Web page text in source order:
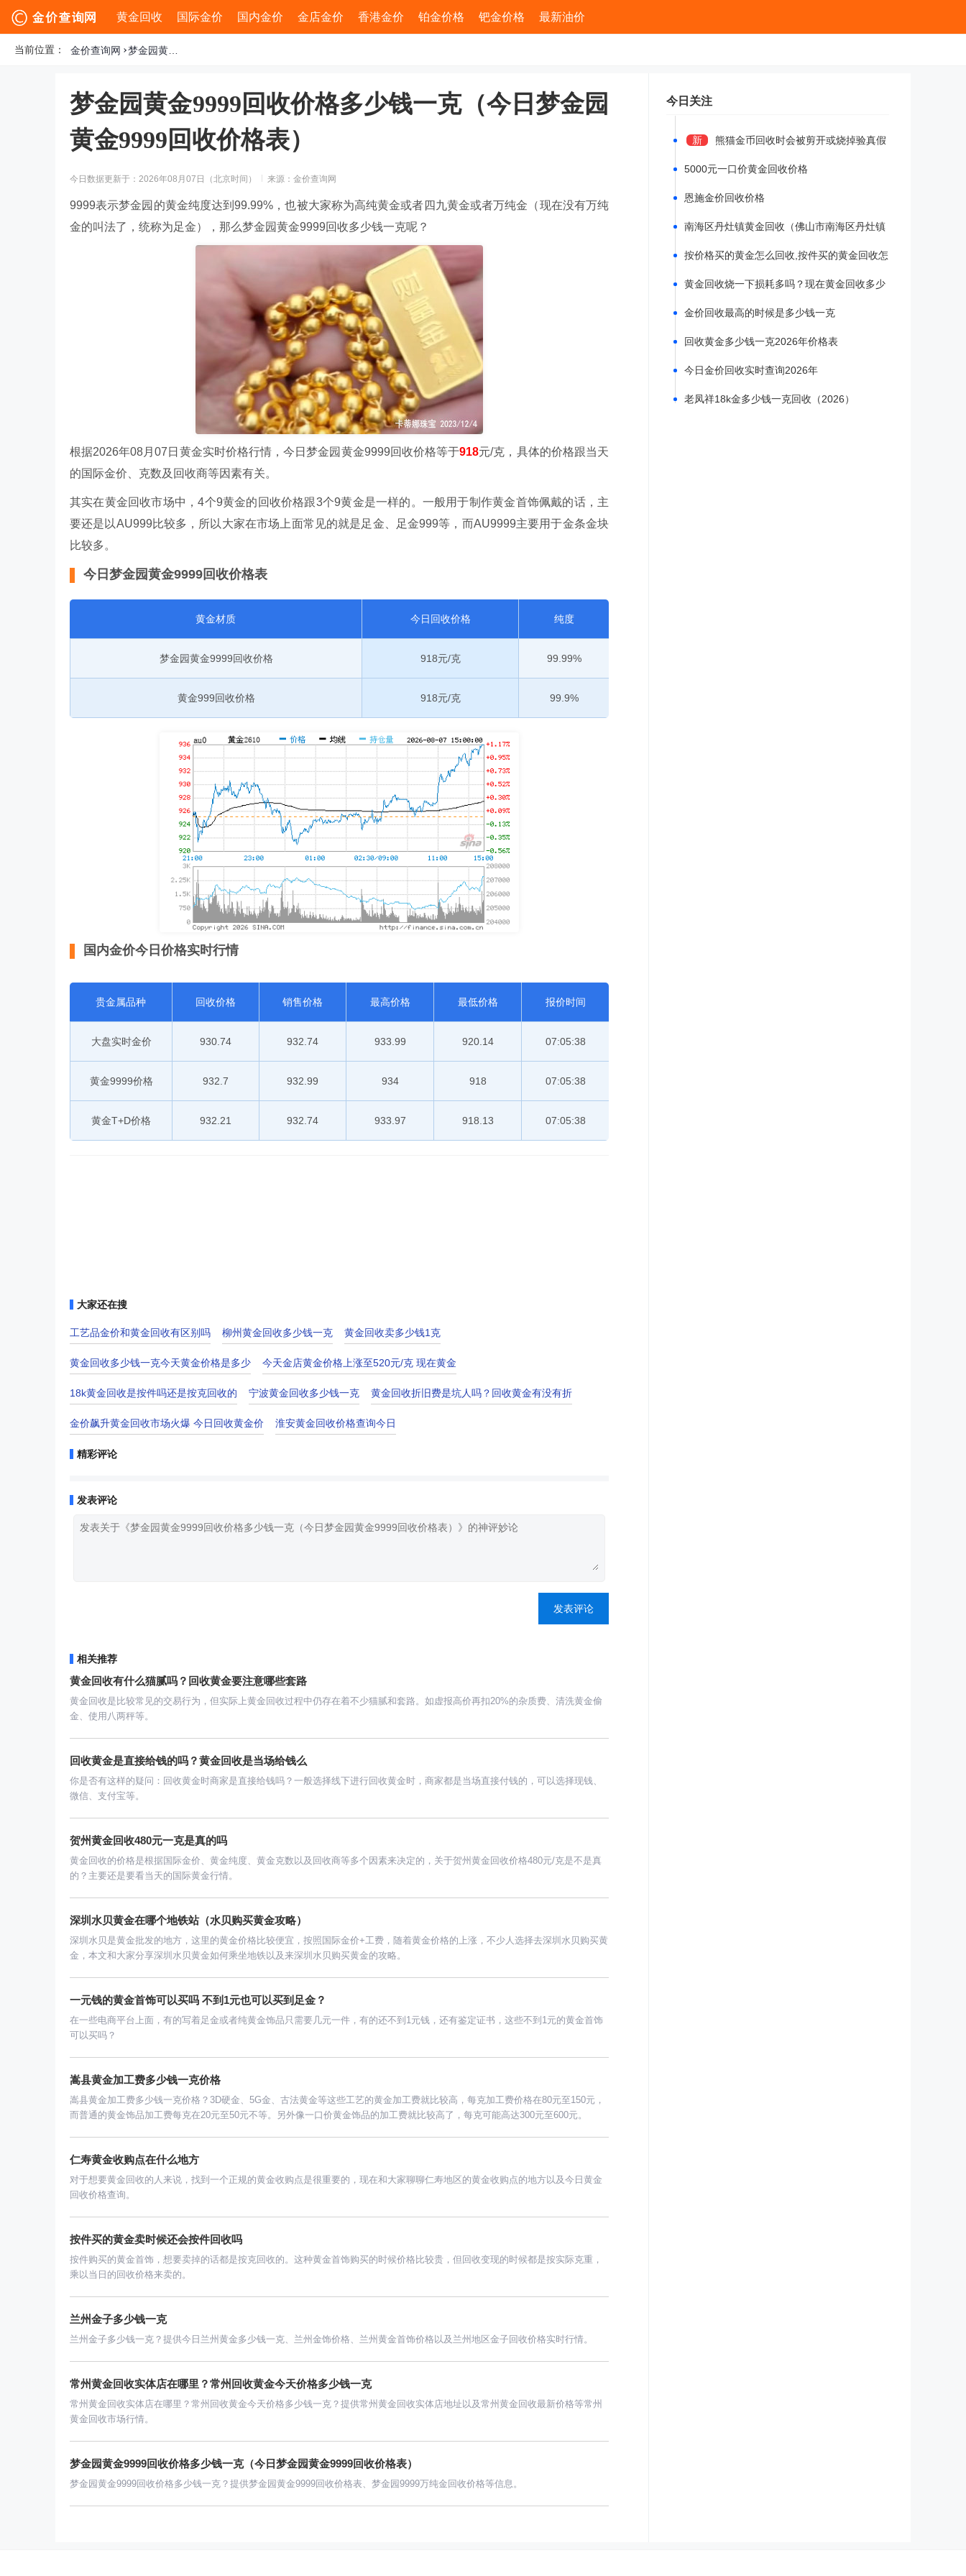
黄金回收 国际金价 国内金价 金店金价 香港金价 铂金价格 钯金价格 最新油价
当前位置： 金价查询网 梦金园黄金9999回收价格多少钱一克（今日梦金园黄金9999回收价格表）
梦金园黄金9999回收价格多少钱一克（今日梦金园
黄金9999回收价格表）
今日数据更新于：2026年08月07日（北京时间） 来源：金价查询网
9999表示梦金园的黄金纯度达到99.99%，也被大家称为高纯黄金或者四九黄金或者万纯金（现在没有万纯
金的叫法了，统称为足金），那么梦金园黄金9999回收多少钱一克呢？
根据2026年08月07日黄金实时价格行情，今日梦金园黄金9999回收价格等于918元/克，具体的价格跟当天
的国际金价、克数及回收商等因素有关。
其实在黄金回收市场中，4个9黄金的回收价格跟3个9黄金是一样的。一般用于制作黄金首饰佩戴的话，主
要还是以AU999比较多，所以大家在市场上面常见的就是足金、足金999等，而AU9999主要用于金条金块
比较多。
今日梦金园黄金9999回收价格表
黄金材质 今日回收价格 纯度
梦金园黄金9999回收价格 918元/克 99.99%
黄金999回收价格 918元/克 99.9%
国内金价今日价格实时行情
贵金属品种 回收价格 销售价格 最高价格 最低价格 报价时间
大盘实时金价 930.74 932.74 933.99 920.14 07:05:38
黄金9999价格 932.7 932.99 934 918 07:05:38
黄金T+D价格 932.21 932.74 933.97 918.13 07:05:38
大家还在搜
工艺品金价和黄金回收有区别吗 柳州黄金回收多少钱一克 黄金回收卖多少钱1克
黄金回收多少钱一克今天黄金价格是多少 今天金店黄金价格上涨至520元/克 现在黄金
18k黄金回收是按件吗还是按克回收的 宁波黄金回收多少钱一克 黄金回收折旧费是坑人吗？回收黄金有没有折
金价飙升黄金回收市场火爆 今日回收黄金价 淮安黄金回收价格查询今日
精彩评论
发表评论
发表评论
相关推荐
黄金回收有什么猫腻吗？回收黄金要注意哪些套路
黄金回收是比较常见的交易行为，但实际上黄金回收过程中仍存在着不少猫腻和套路。如虚报高价再扣20%的杂质费、清洗黄金偷
金、使用八两秤等。
回收黄金是直接给钱的吗？黄金回收是当场给钱么
你是否有这样的疑问：回收黄金时商家是直接给钱吗？一般选择线下进行回收黄金时，商家都是当场直接付钱的，可以选择现钱、
微信、支付宝等。
贺州黄金回收480元一克是真的吗
黄金回收的价格是根据国际金价、黄金纯度、黄金克数以及回收商等多个因素来决定的，关于贺州黄金回收价格480元/克是不是真
的？主要还是要看当天的国际黄金行情。
深圳水贝黄金在哪个地铁站（水贝购买黄金攻略）
深圳水贝是黄金批发的地方，这里的黄金价格比较便宜，按照国际金价+工费，随着黄金价格的上涨，不少人选择去深圳水贝购买黄
金，本文和大家分享深圳水贝黄金如何乘坐地铁以及来深圳水贝购买黄金的攻略。
一元钱的黄金首饰可以买吗 不到1元也可以买到足金？
在一些电商平台上面，有的写着足金或者纯黄金饰品只需要几元一件，有的还不到1元钱，还有鉴定证书，这些不到1元的黄金首饰
可以买吗？
嵩县黄金加工费多少钱一克价格
嵩县黄金加工费多少钱一克价格？3D硬金、5G金、古法黄金等这些工艺的黄金加工费就比较高，每克加工费价格在80元至150元，
而普通的黄金饰品加工费每克在20元至50元不等。另外像一口价黄金饰品的加工费就比较高了，每克可能高达300元至600元。
仁寿黄金收购点在什么地方
对于想要黄金回收的人来说，找到一个正规的黄金收购点是很重要的，现在和大家聊聊仁寿地区的黄金收购点的地方以及今日黄金
回收价格查询。
按件买的黄金卖时候还会按件回收吗
按件购买的黄金首饰，想要卖掉的话都是按克回收的。这种黄金首饰购买的时候价格比较贵，但回收变现的时候都是按实际克重，
乘以当日的回收价格来卖的。
兰州金子多少钱一克
兰州金子多少钱一克？提供今日兰州黄金多少钱一克、兰州金饰价格、兰州黄金首饰价格以及兰州地区金子回收价格实时行情。
常州黄金回收实体店在哪里？常州回收黄金今天价格多少钱一克
常州黄金回收实体店在哪里？常州回收黄金今天价格多少钱一克？提供常州黄金回收实体店地址以及常州黄金回收最新价格等常州
黄金回收市场行情。
梦金园黄金9999回收价格多少钱一克（今日梦金园黄金9999回收价格表）
梦金园黄金9999回收价格多少钱一克？提供梦金园黄金9999回收价格表、梦金园9999万纯金回收价格等信息。
今日关注
新
熊猫金币回收时会被剪开或烧掉验真假
5000元一口价黄金回收价格
恩施金价回收价格
南海区丹灶镇黄金回收（佛山市南海区丹灶镇
本地黄金回收多少钱）
按价格买的黄金怎么回收,按件买的黄金回收怎
么算
黄金回收烧一下损耗多吗？现在黄金回收多少
钱一克
金价回收最高的时候是多少钱一克
回收黄金多少钱一克2026年价格表
今日金价回收实时查询2026年
老凤祥18k金多少钱一克回收（2026）